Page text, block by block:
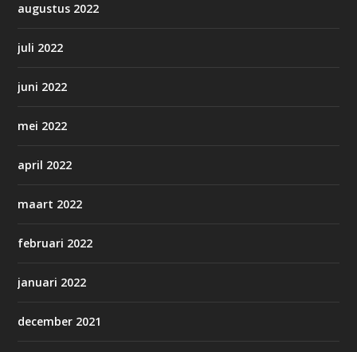
augustus 2022
juli 2022
juni 2022
mei 2022
april 2022
maart 2022
februari 2022
januari 2022
december 2021